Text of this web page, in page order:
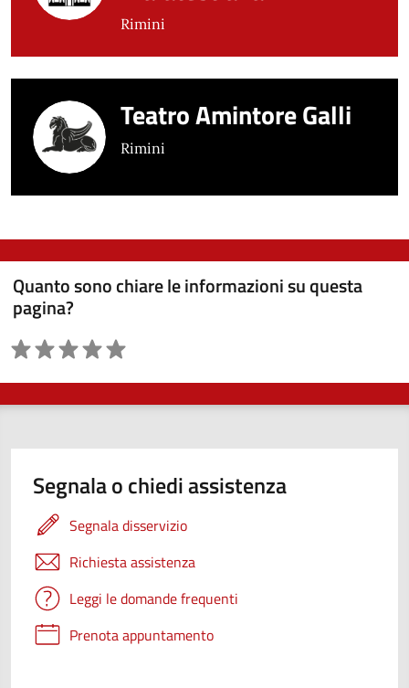
Rimini
Teatro Amintore Galli
Rimini
Quanto sono chiare le informazioni su questa
pagina?
Valutazione
Segnala o chiedi assistenza
Segnala disservizio
Richiesta assistenza
Leggi le domande frequenti
Prenota appuntamento